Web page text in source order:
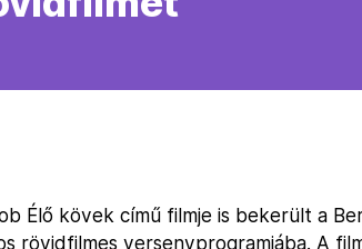
Élő kövek című filmje is bekerült a
rövidfilmes versenyprogramjába. A